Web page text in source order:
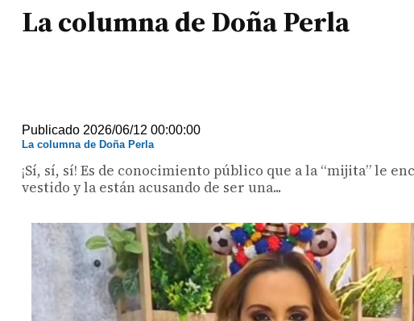
La columna de Doña Perla
Publicado 2026/06/12 00:00:00
La columna de Doña Perla
¡Sí, sí, sí! Es de conocimiento público que a la “mijita” le
vestido y la están acusando de ser una...